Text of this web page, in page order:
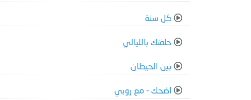
كل سنة
حلفتك بالليالي
بين الحيطان
اضحك - مع روبي